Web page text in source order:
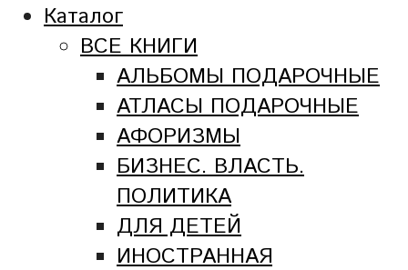
Каталог
ВСЕ КНИГИ
АЛЬБОМЫ ПОДАРОЧНЫЕ
АТЛАСЫ ПОДАРОЧНЫЕ
АФОРИЗМЫ
БИЗНЕС. ВЛАСТЬ.
ПОЛИТИКА
ДЛЯ ДЕТЕЙ
ИНОСТРАННАЯ